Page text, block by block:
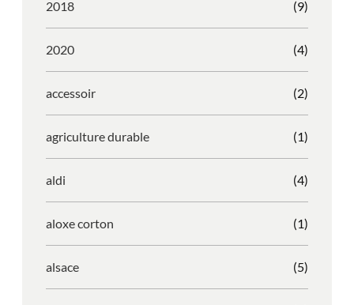
2018 (9)
2020 (4)
accessoir (2)
agriculture durable (1)
aldi (4)
aloxe corton (1)
alsace (5)